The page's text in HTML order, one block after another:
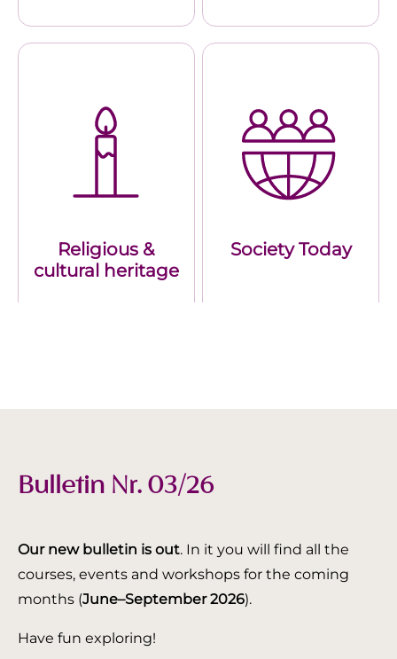
Religious &
cultural heritage
Society Today
Bulletin Nr. 03/26
Our new bulletin is out. In it you will find all the
courses, events and workshops for the coming
months (June–September 2026).
Have fun exploring!